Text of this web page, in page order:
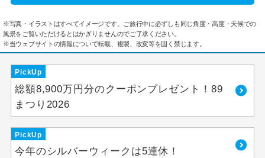
※写真・イラストはすべてイメージです。ご旅行中に必ずしも同じ角度・高度・天候での
風景をご覧いただけるとはかぎりませんのでご了承ください。
※当ウェブサイトの情報について転載、複製、改変等を固く禁じます。
PickUp
総額8,900万円分のクーポンプレゼント！89
まつり2026
PickUp
今年のシルバーウィークは5連休！